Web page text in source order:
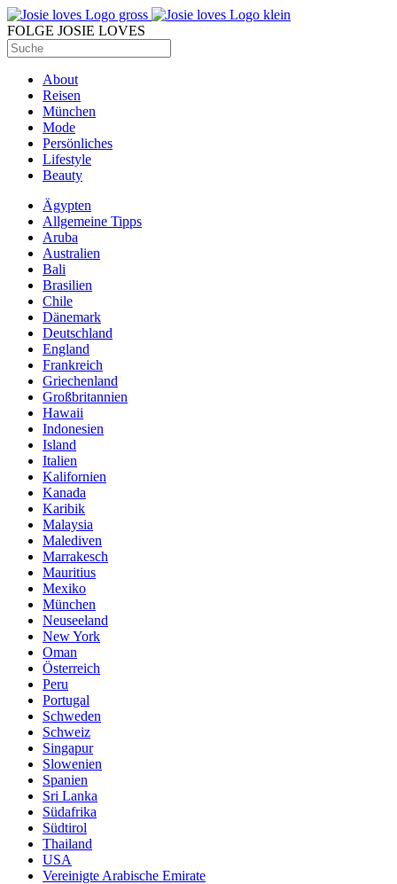
FOLGE JOSIE LOVES
About
Reisen
München
Mode
Persönliches
Lifestyle
Beauty
Ägypten
Allgemeine Tipps
Aruba
Australien
Bali
Brasilien
Chile
Dänemark
Deutschland
England
Frankreich
Griechenland
Großbritannien
Hawaii
Indonesien
Island
Italien
Kalifornien
Kanada
Karibik
Malaysia
Malediven
Marrakesch
Mauritius
Mexiko
München
Neuseeland
New York
Oman
Österreich
Peru
Portugal
Schweden
Schweiz
Singapur
Slowenien
Spanien
Sri Lanka
Südafrika
Südtirol
Thailand
USA
Vereinigte Arabische Emirate